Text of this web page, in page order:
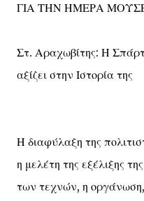
ΓΙΑ ΤΗΝ ΗΜΕΡΑ
Στ. Αραχωβίτης: Η
αξίζει στην Ιστορία της
Η διαφύλαξη της
η μελέτη της εξέλιξης
των τεχνών, η